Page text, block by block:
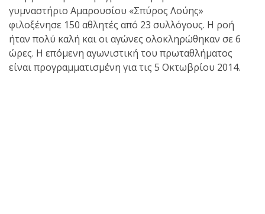
Ιωάννη
Θεοφάνους
με την υποστήριξη της
Sejoy Hellas.
γυμναστήριο Αμαρουσίου «Σπύρος Λούης»
φιλοξένησε 150 αθλητές από 23 συλλόγους. Η ροή
ήταν πολύ καλή και οι αγώνες ολοκληρώθηκαν σε 6
ώρες. Η επόμενη αγωνιστική του πρωταθλήματος
είναι προγραμματισμένη για τις 5 Οκτωβρίου 2014.